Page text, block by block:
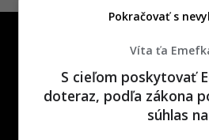
One time
Víta ťa
S cieľom poskytovať
doteraz, podľa zákona
súhlas
Pokračovať s